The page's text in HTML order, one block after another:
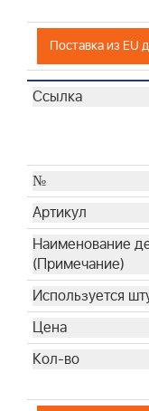
Поставка из EU